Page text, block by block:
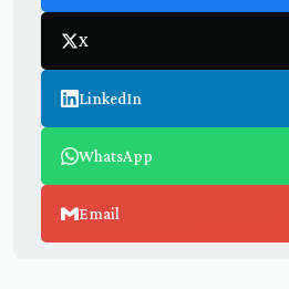
X
LinkedIn
WhatsApp
Email